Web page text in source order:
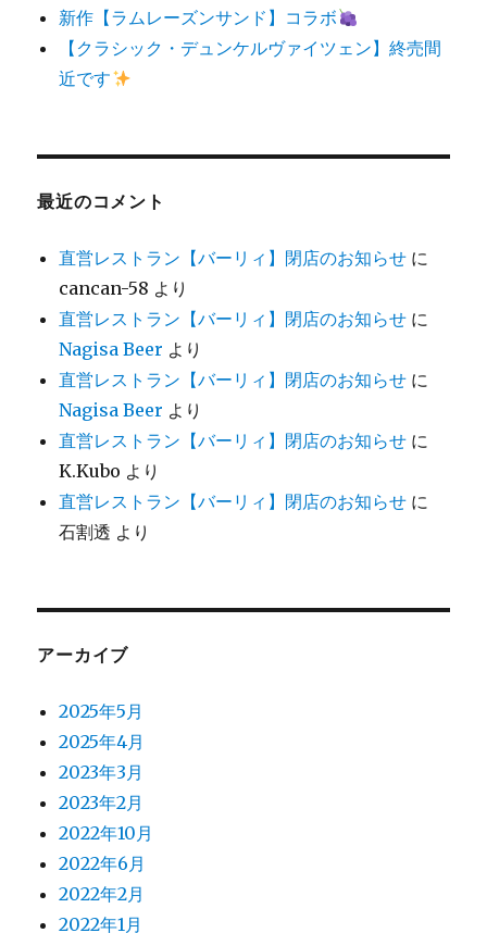
新作【ラムレーズンサンド】コラボ
【クラシック・デュンケルヴァイツェン】終売間
近です
最近のコメント
直営レストラン【バーリィ】閉店のお知らせ に
cancan-58 より
直営レストラン【バーリィ】閉店のお知らせ に
Nagisa Beer より
直営レストラン【バーリィ】閉店のお知らせ に
Nagisa Beer より
直営レストラン【バーリィ】閉店のお知らせ に
K.Kubo より
直営レストラン【バーリィ】閉店のお知らせ に
石割透 より
アーカイブ
2025年5月
2025年4月
2023年3月
2023年2月
2022年10月
2022年6月
2022年2月
2022年1月